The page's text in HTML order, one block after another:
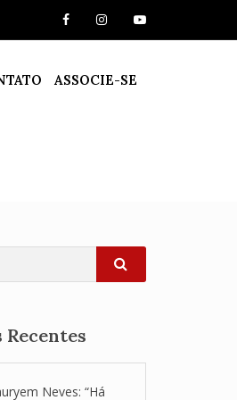
ASSOCIE-SE
SEARCH
Recentes
Neves: “Há